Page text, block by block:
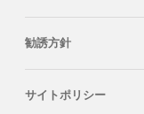
勧誘方針
サイトポリシー